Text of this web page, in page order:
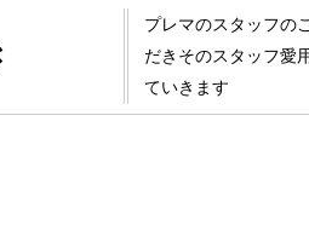
プレマのスタッフの
だきそのスタッフ愛
ていきます